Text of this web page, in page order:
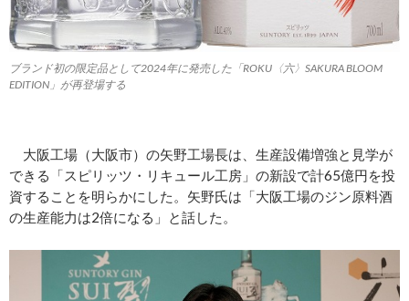
ブランド初の限定品として2024年に発売した「ROKU〈六〉SAKURA BLOOM
EDITION」が再登場する
大阪工場（大阪市）の矢野工場長は、生産設備増強と見学が
できる「スピリッツ・リキュール工房」の新設で計65億円を投
資することを明らかにした。矢野氏は「大阪工場のジン原料酒
の生産能力は2倍になる」と話した。